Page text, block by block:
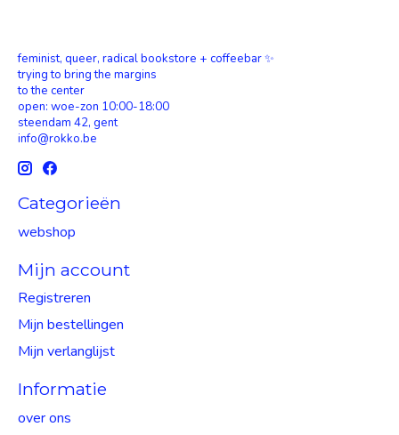
feminist, queer, radical bookstore + coffeebar ✨
trying to bring the margins
to the center
open: woe-zon 10:00-18:00
steendam 42, gent
info@rokko.be
Categorieën
webshop
Mijn account
Registreren
Mijn bestellingen
Mijn verlanglijst
Informatie
over ons